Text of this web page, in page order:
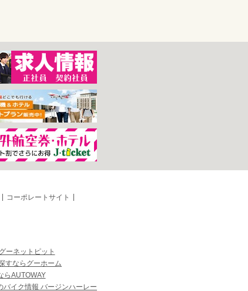
コーポレートサイト
ーネットピット
すならグーホーム
らAUTOWAY
バイク情報 バージンハーレー